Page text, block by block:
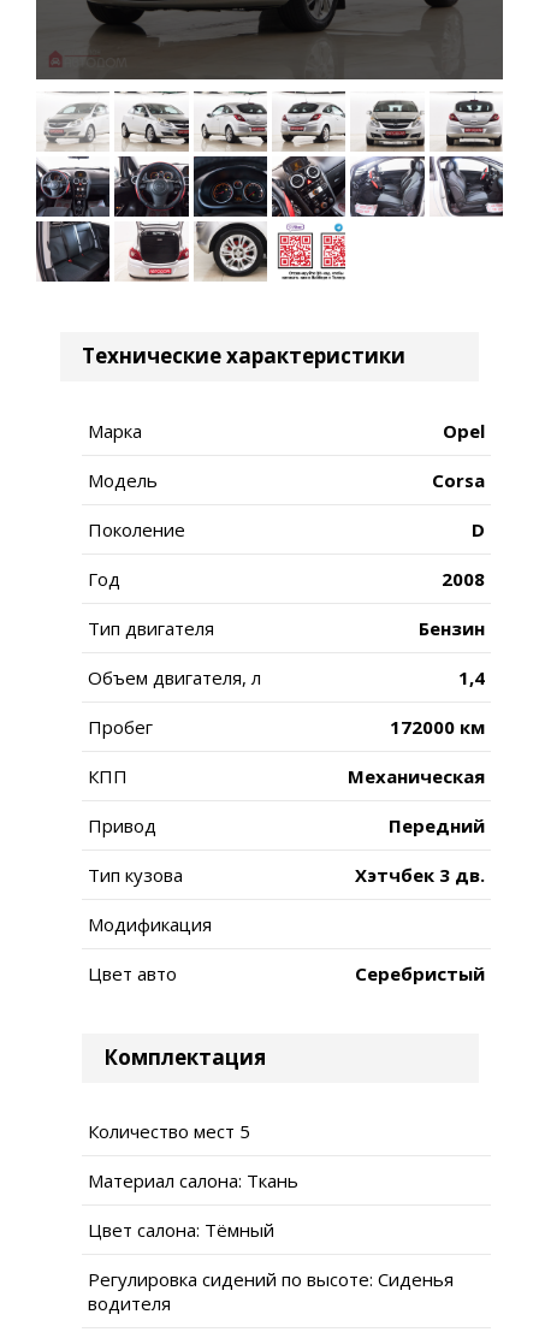
Технические характеристики
Марка Opel
Модель Corsa
Поколение D
Год 2008
Тип двигателя Бензин
Объем двигателя, л 1,4
Пробег 172000 км
КПП Механическая
Привод Передний
Тип кузова Хэтчбек 3 дв.
Модификация
Цвет авто Серебристый
Комплектация
Количество мест 5
Материал салона: Ткань
Цвет салона: Тёмный
Регулировка сидений по высоте: Сиденья
водителя